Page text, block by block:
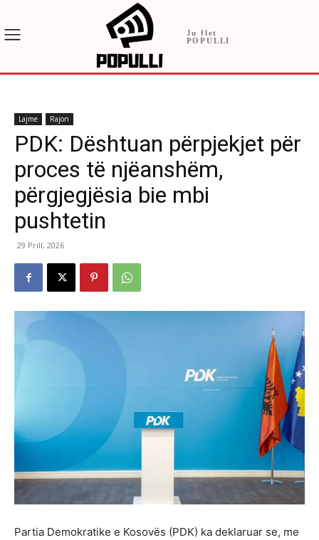
Ju flet
POPULLI
Lajme Rajon
PDK: Dështuan përpjekjet për
proces të njëanshëm,
përgjegjësia bie mbi
pushtetin
29 Prill, 2026
Partia Demokratike e Kosovës (PDK) ka deklaruar se, me